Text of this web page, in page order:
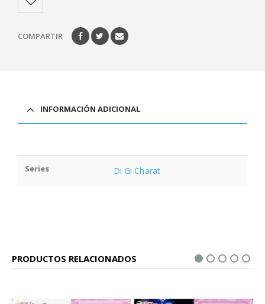
COMPARTIR
INFORMACIÓN ADICIONAL
Series Di Gi Charat
PRODUCTOS RELACIONADOS